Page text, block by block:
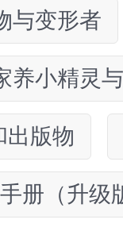
与变形者
养小精灵
出版物
册（升级